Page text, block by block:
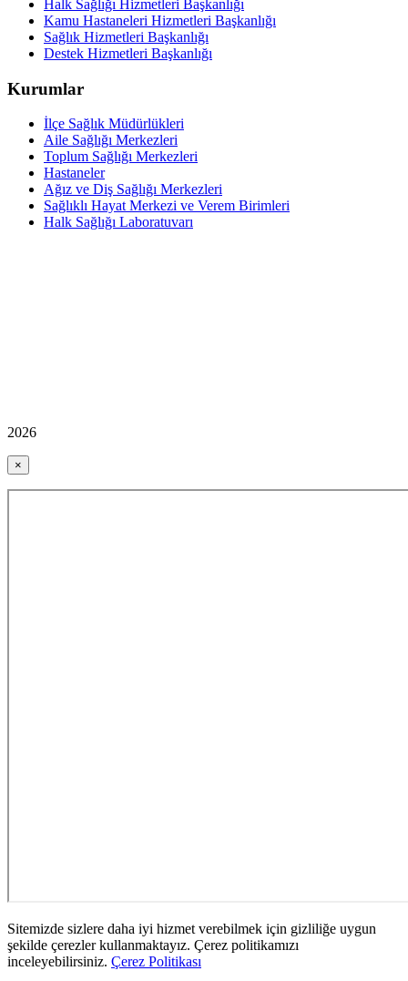
Halk Sağlığı Hizmetleri Başkanlığı
Kamu Hastaneleri Hizmetleri Başkanlığı
Sağlık Hizmetleri Başkanlığı
Destek Hizmetleri Başkanlığı
Kurumlar
İlçe Sağlık Müdürlükleri
Aile Sağlığı Merkezleri
Toplum Sağlığı Merkezleri
Hastaneler
Ağız ve Diş Sağlığı Merkezleri
Sağlıklı Hayat Merkezi ve Verem Birimleri
Halk Sağlığı Laboratuvarı
2026
×
Sitemizde sizlere daha iyi hizmet verebilmek için gizliliğe uygun
şekilde çerezler kullanmaktayız. Çerez politikamızı
inceleyebilirsiniz. Çerez Politikası